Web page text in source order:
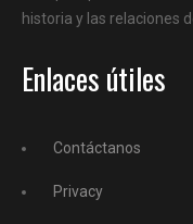
historia y las relaciones
Enlaces útiles
Contáctanos
Privacy